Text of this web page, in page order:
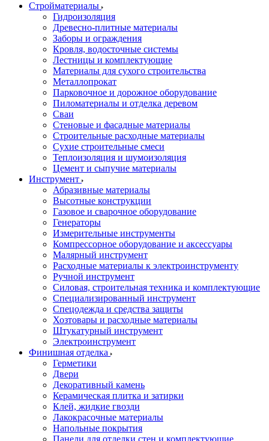
Стройматериалы
Гидроизоляция
Древесно-плитные материалы
Заборы и ограждения
Кровля, водосточные системы
Лестницы и комплектующие
Материалы для сухого строительства
Металлопрокат
Парковочное и дорожное оборудование
Пиломатериалы и отделка деревом
Сваи
Стеновые и фасадные материалы
Строительные расходные материалы
Сухие строительные смеси
Теплоизоляция и шумоизоляция
Цемент и сыпучие материалы
Инструмент
Абразивные материалы
Высотные конструкции
Газовое и сварочное оборудование
Генераторы
Измерительные инструменты
Компрессорное оборудование и аксессуары
Малярный инструмент
Расходные материалы к электроинструменту
Ручной инструмент
Силовая, строительная техника и комплектующие
Специализированный инструмент
Спецодежда и средства защиты
Хозтовары и расходные материалы
Штукатурный инструмент
Электроинструмент
Финишная отделка
Герметики
Двери
Декоративный камень
Керамическая плитка и затирки
Клей, жидкие гвозди
Лакокрасочные материалы
Напольные покрытия
Панели для отделки стен и комплектующие